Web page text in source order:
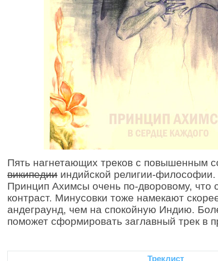
Пять нагнетающих треков с повышенным
википедии индийской религии-философии.
Принцип Ахимсы очень по-дворовому, что
контраст. Минусовки тоже намекают
андеграунд, чем на спокойную Индию.
поможет сформировать заглавный трек в
Треклист